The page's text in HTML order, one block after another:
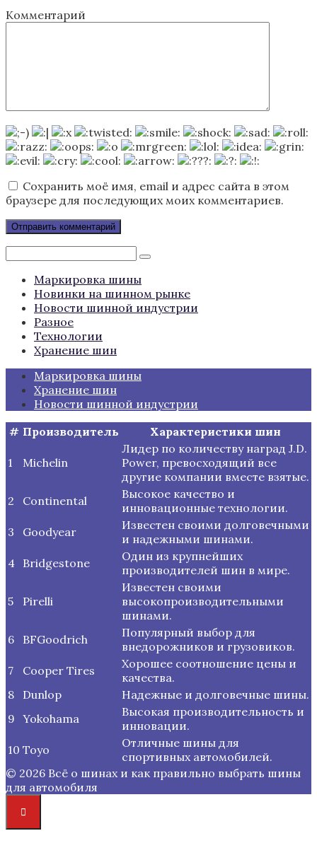
Комментарий
Сохранить моё имя, email и адрес сайта в этом
браузере для последующих моих комментариев.
Поиск:
Маркировка шины
Новинки на шинном рынке
Новости шинной индустрии
Разное
Технологии
Хранение шин
Маркировка шины
Хранение шин
Новости шинной индустрии
# Производитель Характеристики шин
1 Michelin
Лидер по количеству наград J.D.
Power, превосходящий все
другие компании вместе взятые.
2
Continental
Высокое качество и
инновационные технологии.
3
Goodyear
Известен своими долговечными
и надежными шинами.
4 Bridgestone
Один из крупнейших
производителей шин в мире.
5 Pirelli
Известен своими
высокопроизводительными
шинами.
6
BFGoodrich
Популярный выбор для
внедорожников и грузовиков.
7
Cooper Tires
Хорошее соотношение цены и
качества.
8
Dunlop
Надежные и долговечные шины.
9 Yokohama
Высокая производительность и
инновации.
10 Toyo
Отличные шины для
спортивных автомобилей.
© 2026 Всё о шинах и как правильно выбрать шины
для автомобиля